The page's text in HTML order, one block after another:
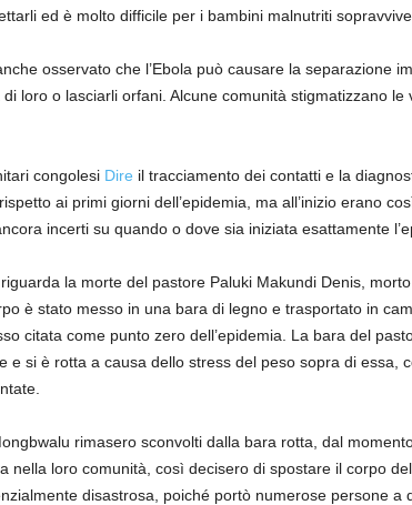
ed è molto difficile per i bambini malnutriti
osservato che l’Ebola può causare la separazione
loro o lasciarli orfani. Alcune comunità stigmatizzano le
congolesi Dire il tracciamento dei contatti e la
ai primi giorni dell’epidemia, ma all’inizio erano
incerti su quando o dove sia iniziata esattamente
riguarda la morte del pastore Paluki Makundi Denis,
è stato messo in una bara di legno e trasportato in
citata come punto zero dell’epidemia. La bara del
e si è rotta a causa dello stress del peso sopra di essa,
rimasero sconvolti dalla bara rotta, dal
nella loro comunità, così decisero di spostare il corpo
disastrosa, poiché portò numerose persone a